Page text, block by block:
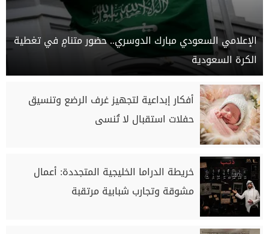
الإعلامي السعودي مبارك الدوسري.. حضور متنامٍ في تغطية
الكرة السعودية
أفكار إبداعية لتجهيز غرف الرضع وتنسيق
حفلات استقبال لا تُنسى
خريطة الدراما الخليجية المتجددة: أعمال
مشوقة وتجارب شبابية مرتقبة